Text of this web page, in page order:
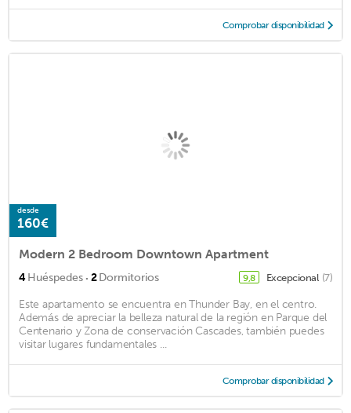
Comprobar disponibilidad
desde
160€
Modern 2 Bedroom Downtown Apartment
4Huéspedes · 2Dormitorios 9,8 Excepcional (7)
Este apartamento se encuentra en Thunder Bay, en el centro.
Además de apreciar la belleza natural de la región en Parque del
Centenario y Zona de conservación Cascades, también puedes
visitar lugares fundamentales ...
Comprobar disponibilidad